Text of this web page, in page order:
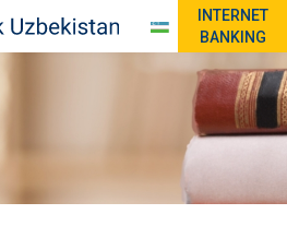
INTERNET
BANKING